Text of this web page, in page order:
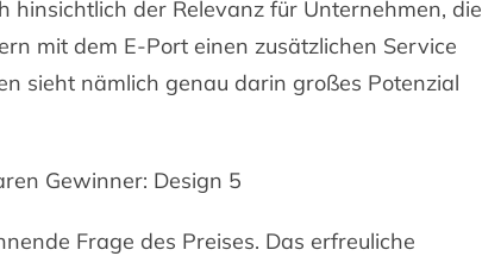
hinsichtlich der Relevanz für Unternehmen, die
mit dem E-Port einen zusätzlichen Service
sieht nämlich genau darin großes Potenzial
Gewinner: Design 5
Frage des Preises. Das erfreuliche